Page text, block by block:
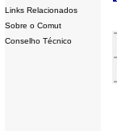
Links Relacionados
Sobre o Comut
Conselho Técnico